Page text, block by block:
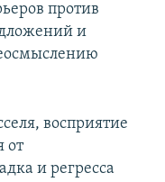
против
и
восприятие
от
и регресса